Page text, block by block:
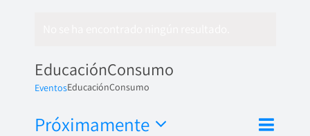
EducaciónConsumo
EventosEducaciónConsumo
Lista
Próximamente